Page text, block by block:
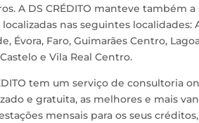
A DS CRÉDITO manteve também
nas seguintes localidades:
Évora, Faro, Guimarães Centro,
e Vila Real Centro.
tem um serviço de consultoria
e gratuita, as melhores e mais
mensais para os seus